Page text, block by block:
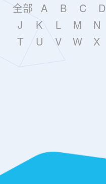
全部 A B C D
J
K L M N
T
U V W X